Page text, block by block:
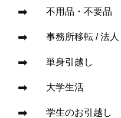
不用品・不要品
事務所移転 / 法人
単身引越し
大学生活
学生のお引越し